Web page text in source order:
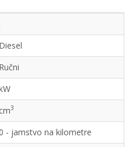
Diesel
Ručni
cm3
- jamstvo na kilometre